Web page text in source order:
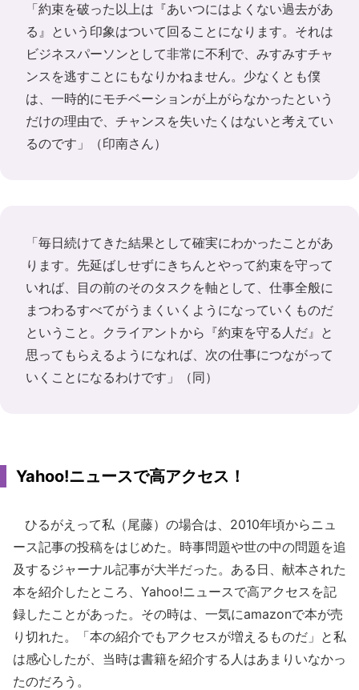
「約束を破った以上は『あいつにはよくない過去があ
る』という印象はついて回ることになります。それは
ビジネスパーソンとして非常に不利で、みすみすチャ
ンスを逃すことにもなりかねません。少なくとも僕
は、一時的にモチベーションが上がらなかったという
だけの理由で、チャンスを失いたくはないと考えてい
るのです」（印南さん）
「毎日続けてきた結果として確実にわかったことがあ
ります。先延ばしせずにきちんとやって約束を守って
いれば、目の前のそのタスクを軸として、仕事全般に
まつわるすべてがうまくいくようになっていくものだ
ということ。クライアントから『約束を守る人だ』と
思ってもらえるようになれば、次の仕事につながって
いくことになるわけです」（同）
Yahoo!ニュースで高アクセス！
ひるがえって私（尾藤）の場合は、2010年頃からニュ
ース記事の投稿をはじめた。時事問題や世の中の問題を追
及するジャーナル記事が大半だった。ある日、献本された
本を紹介したところ、Yahoo!ニュースで高アクセスを記
録したことがあった。その時は、一気にamazonで本が売
り切れた。「本の紹介でもアクセスが増えるものだ」と私
は感心したが、当時は書籍を紹介する人はあまりいなかっ
たのだろう。